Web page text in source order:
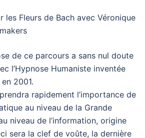
les Fleurs de Bach avec Véronique
de ce parcours a sans nul doute
l’Hypnose Humaniste inventée
2001.
rapidement l’importance de
au niveau de la Grande
niveau de l’information, origine
sera la clef de voûte, la dernière